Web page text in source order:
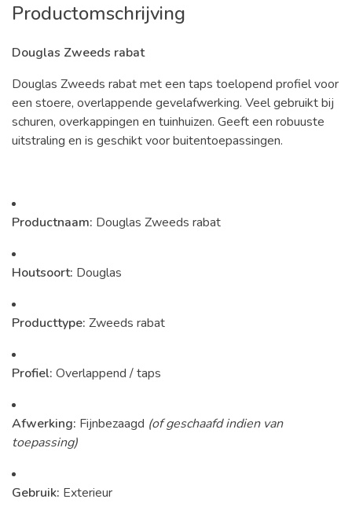
Productomschrijving
Douglas Zweeds rabat
Douglas Zweeds rabat met een taps toelopend profiel voor
een stoere, overlappende gevelafwerking. Veel gebruikt bij
schuren, overkappingen en tuinhuizen. Geeft een robuuste
uitstraling en is geschikt voor buitentoepassingen.
Productnaam: Douglas Zweeds rabat
Houtsoort: Douglas
Producttype: Zweeds rabat
Profiel: Overlappend / taps
Afwerking: Fijnbezaagd (of geschaafd indien van
toepassing)
Gebruik: Exterieur